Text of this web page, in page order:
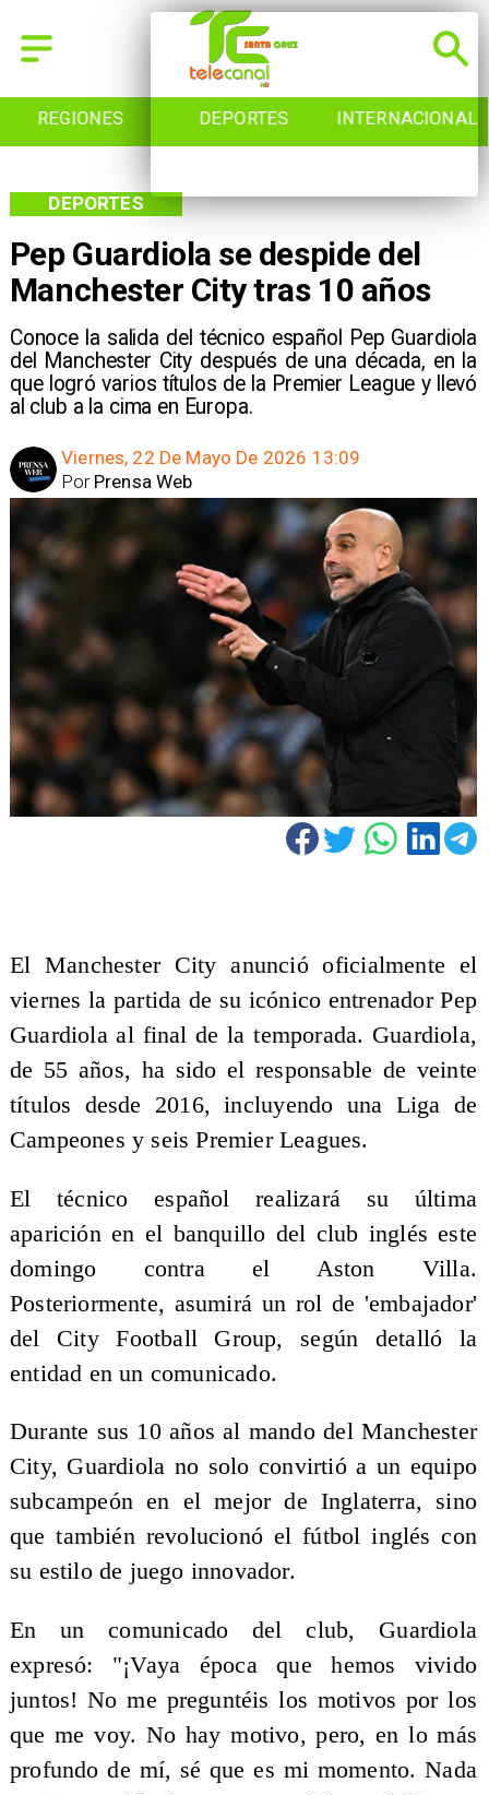
DEPORTES INTERNACIONAL
Pep Guardiola se despide del
Manchester City tras 10 años
Conoce la salida del técnico español Pep Guardiola
del Manchester City después de una década, en la
que logró varios títulos de la Premier League y llevó
al club a la cima en Europa.
DEPORTES
Viernes, 22 De Mayo De 2026 13:09
Prensa Web
Por
El Manchester City anunció oficialmente el
viernes la partida de su icónico entrenador Pep
Guardiola al final de la temporada. Guardiola,
de 55 años, ha sido el responsable de veinte
títulos desde 2016, incluyendo una Liga de
Campeones y seis Premier Leagues.
El técnico español realizará su última
aparición en el banquillo del club inglés este
domingo contra el Aston Villa.
Posteriormente, asumirá un rol de 'embajador'
del City Football Group, según detalló la
entidad en un comunicado.
Durante sus 10 años al mando del Manchester
City, Guardiola no solo convirtió a un equipo
subcampeón en el mejor de Inglaterra, sino
que también revolucionó el fútbol inglés con
su estilo de juego innovador.
En un comunicado del club, Guardiola
expresó: "¡Vaya época que hemos vivido
juntos! No me preguntéis los motivos por los
que me voy. No hay motivo, pero, en lo más
profundo de mí, sé que es mi momento. Nada